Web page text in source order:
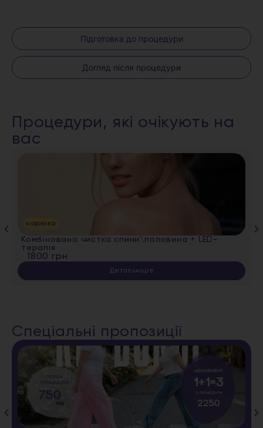
Підготовка до процедури
Догляд після процедури
Процедури, які очікують на
вас
новинка
Комбінована чистка спини\половина + LED-
терапія
1800 грн
Детальніше
Спеціальні пропозиції